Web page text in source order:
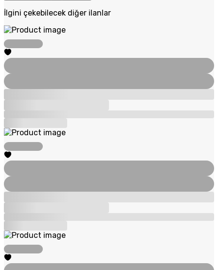
İlgini çekebilecek diğer ilanlar